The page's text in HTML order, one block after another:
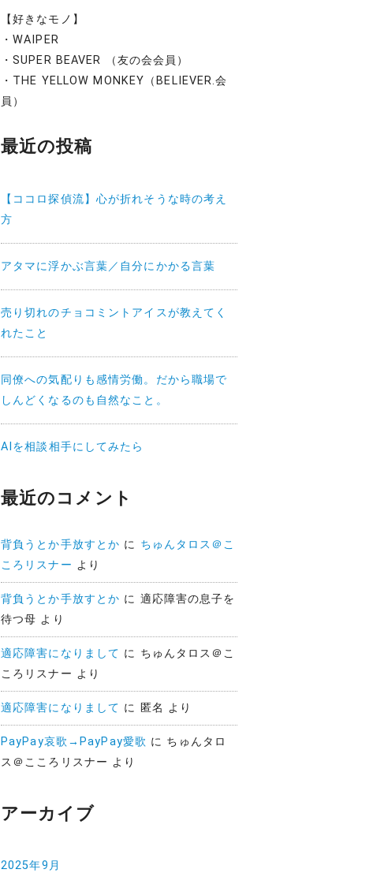
【好きなモノ】
・WAIPER
・SUPER BEAVER （友の会会員）
・THE YELLOW MONKEY（BELIEVER.会
員）
最近の投稿
【ココロ探偵流】心が折れそうな時の考え
方
アタマに浮かぶ言葉／自分にかかる言葉
売り切れのチョコミントアイスが教えてく
れたこと
同僚への気配りも感情労働。だから職場で
しんどくなるのも自然なこと。
AIを相談相手にしてみたら
最近のコメント
背負うとか手放すとか に ちゅんタロス＠こ
ころリスナー より
背負うとか手放すとか に 適応障害の息子を
待つ母 より
適応障害になりまして に ちゅんタロス＠こ
ころリスナー より
適応障害になりまして に 匿名 より
PayPay哀歌→PayPay愛歌 に ちゅんタロ
ス＠こころリスナー より
アーカイブ
2025年9月